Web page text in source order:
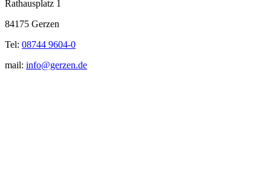
Rathausplatz 1
84175 Gerzen
Tel: 08744 9604-0
mail: info@gerzen.de